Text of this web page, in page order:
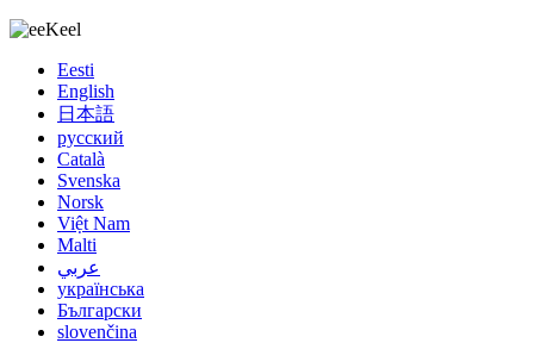
Keel
Eesti
English
日本語
русский
Català
Svenska
Norsk
Việt Nam
Malti
عربي
українська
Български
slovenčina